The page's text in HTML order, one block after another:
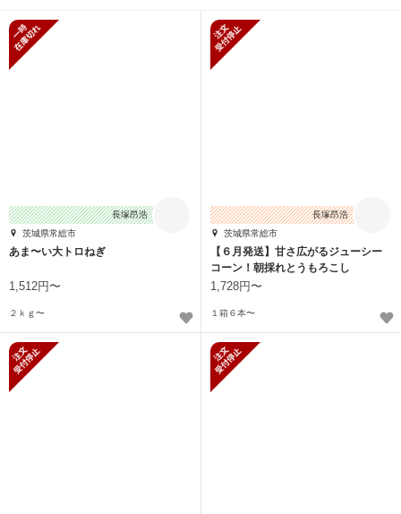
長塚昂浩
茨城県常総市
あま〜い大トロねぎ
1,512円〜
２ｋｇ〜
長塚昂浩
茨城県常総市
【６月発送】甘さ広がるジューシー
コーン！朝採れとうもろこし
1,728円〜
１箱６本〜